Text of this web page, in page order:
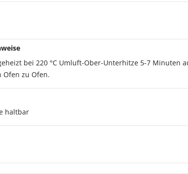
bei 220 °C Umluft-Ober-Unterhitze 5-7
zu Ofen.
haltbar